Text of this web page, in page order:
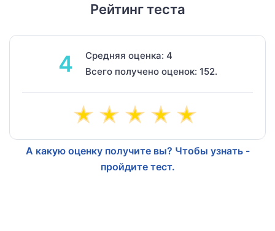
Рейтинг теста
4
Средняя оценка: 4
Всего получено оценок: 152.
А какую оценку получите вы? Чтобы узнать -
пройдите тест.